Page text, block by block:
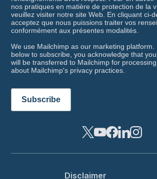
nos pratiques en matière de protection de la
veuillez visiter notre site Web. En cliquant ci-
acceptez que nous puissions traiter vos
conformément aux présentes modalités.
We use Mailchimp as our marketing platform.
below to subscribe, you acknowledge that
will be transferred to Mailchimp for processing.
about Mailchimp's privacy practices.
Footer menu
Disclaimer